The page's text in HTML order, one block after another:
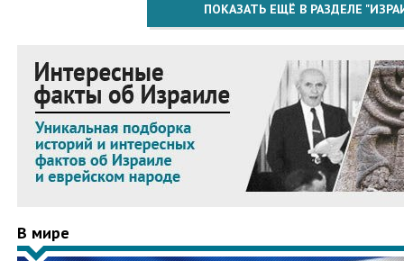
ПОКАЗАТЬ ЕЩЁ В РАЗДЕЛЕ
В мире